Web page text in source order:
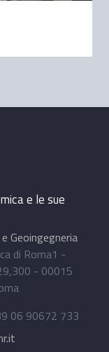
e le sue
Geoingegneria
di Roma1 -
- 00015
06 90672 733